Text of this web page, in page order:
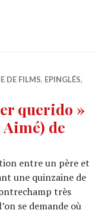
DE FILMS, EPINGLÉS,
querido »
Aimé) de
entre un père et
une quinzaine de
très
se demande où